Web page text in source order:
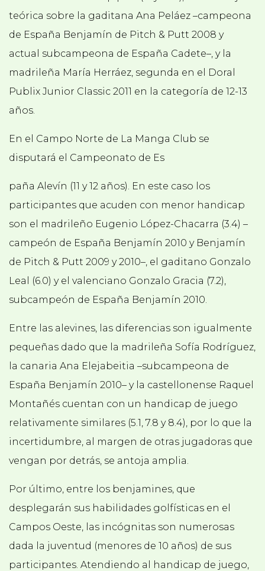
teórica sobre la gaditana Ana Peláez –campeona
de España Benjamín de Pitch & Putt 2008 y
actual subcampeona de España Cadete–, y la
madrileña María Herráez, segunda en el Doral
Publix Junior Classic 2011 en la categoría de 12-13
años.
En el Campo Norte de La Manga Club se
disputará el Campeonato de Es
paña Alevín (11 y 12 años). En este caso los
participantes que acuden con menor handicap
son el madrileño Eugenio López-Chacarra (3.4) –
campeón de España Benjamín 2010 y Benjamín
de Pitch & Putt 2009 y 2010–, el gaditano Gonzalo
Leal (6.0) y el valenciano Gonzalo Gracia (7.2),
subcampeón de España Benjamín 2010.
Entre las alevines, las diferencias son igualmente
pequeñas dado que la madrileña Sofía Rodríguez,
la canaria Ana Elejabeitia –subcampeona de
España Benjamín 2010– y la castellonense Raquel
Montañés cuentan con un handicap de juego
relativamente similares (5.1, 7.8 y 8.4), por lo que la
incertidumbre, al margen de otras jugadoras que
vengan por detrás, se antoja amplia.
Por último, entre los benjamines, que
desplegarán sus habilidades golfísticas en el
Campos Oeste, las incógnitas son numerosas
dada la juventud (menores de 10 años) de sus
participantes. Atendiendo al handicap de juego,